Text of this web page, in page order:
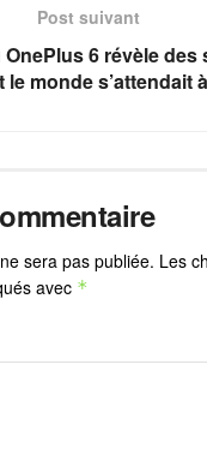
Post suivant
6 révèle
le monde s’attendait
sera pas publiée. Les
avec *